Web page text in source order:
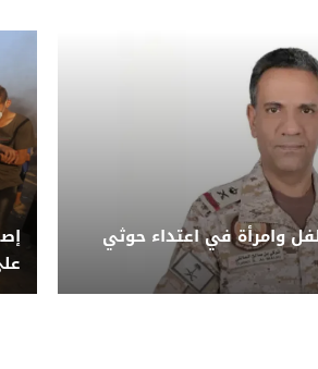
طفل وامرأة في اعتداء حوثي